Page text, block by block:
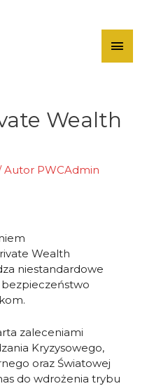
Main
Wealth
Autor PWCAdmin
Wealth
niestandardowe
zaleceniami
Kryzysowego,
oraz Światowej
do wdrożenia trybu